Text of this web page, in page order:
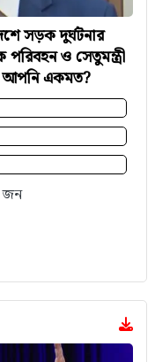
সড়ক দুর্ঘটনার
ও সেতুমন্ত্রী
আপনি একমত?
জন